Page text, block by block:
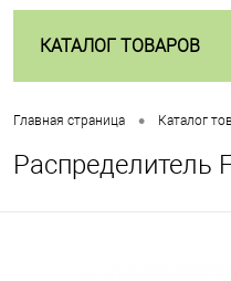
КАТАЛОГ ТОВАРОВ
Главная страница • Каталог
Распределитель